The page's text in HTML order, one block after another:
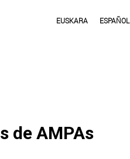
EUSKARA ESPAÑOL
de AMPAs